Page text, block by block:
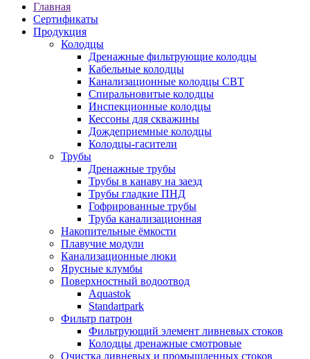
Главная
Сертификаты
Продукция
Колодцы
Дренажные фильтрующие колодцы
Кабельные колодцы
Канализационные колодцы СВТ
Спиральновитые колодцы
Инспекционные колодцы
Кессоны для скважины
Дождеприемные колодцы
Колодцы-гасители
Трубы
Дренажные трубы
Трубы в канаву на заезд
Трубы гладкие ПНД
Гофрированные трубы
Труба канализационная
Накопительные ёмкости
Плавучие модули
Канализационные люки
Ярусные клумбы
Поверхностный водоотвод
Aquastok
Standartpark
Фильтр патрон
Фильтрующий элемент ливневых стоков
Колодцы дренажные смотровые
Очистка ливневых и промышленных стоков